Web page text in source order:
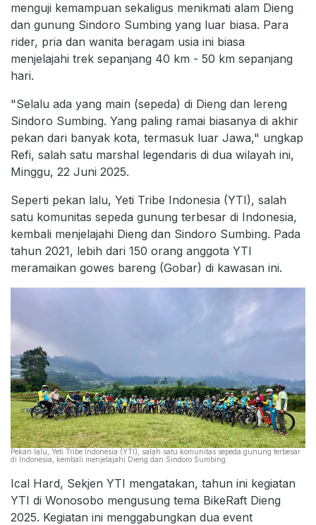
menguji kemampuan sekaligus menikmati alam Dieng
dan gunung Sindoro Sumbing yang luar biasa. Para
rider, pria dan wanita beragam usia ini biasa
menjelajahi trek sepanjang 40 km - 50 km sepanjang
hari.
"Selalu ada yang main (sepeda) di Dieng dan lereng
Sindoro Sumbing. Yang paling ramai biasanya di akhir
pekan dari banyak kota, termasuk luar Jawa," ungkap
Refi, salah satu marshal legendaris di dua wilayah ini,
Minggu, 22 Juni 2025.
Seperti pekan lalu, Yeti Tribe Indonesia (YTI), salah
satu komunitas sepeda gunung terbesar di Indonesia,
kembali menjelajahi Dieng dan Sindoro Sumbing. Pada
tahun 2021, lebih dari 150 orang anggota YTI
meramaikan gowes bareng (Gobar) di kawasan ini.
Pekan lalu, Yeti Tribe Indonesia (YTI), salah satu komunitas sepeda gunung terbesar
di Indonesia, kembali menjelajahi Dieng dan Sindoro Sumbing.
Ical Hard, Sekjen YTI mengatakan, tahun ini kegiatan
YTI di Wonosobo mengusung tema BikeRaft Dieng
2025. Kegiatan ini menggabungkan dua event